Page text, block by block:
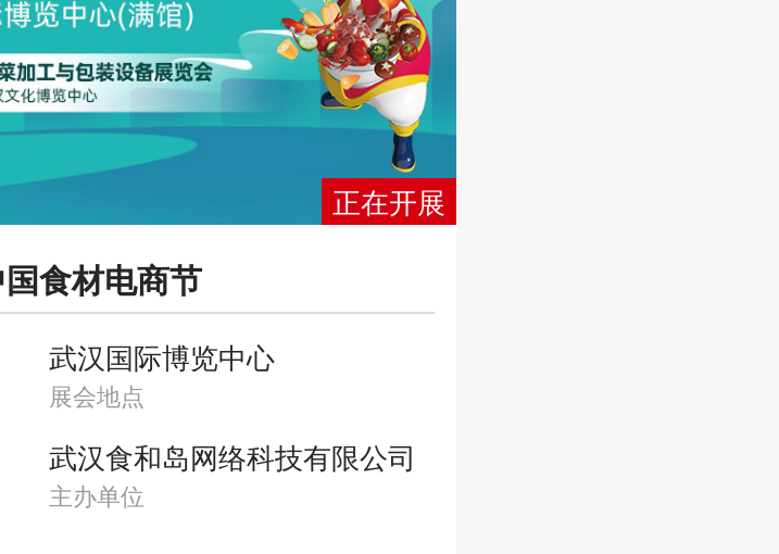
正在开展
食材电商节
武汉国际博览中心
展会地点
武汉食和岛网络科技有限公司
主办单位